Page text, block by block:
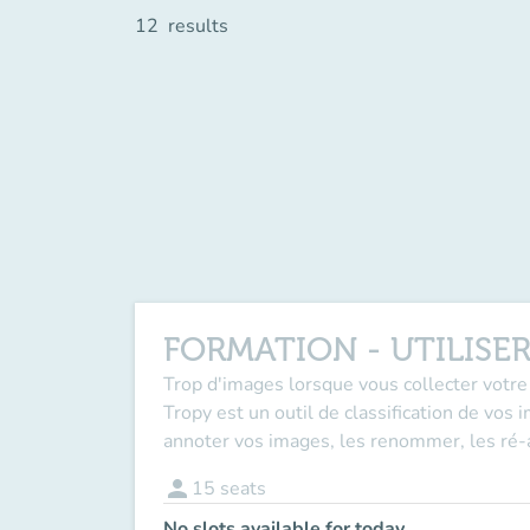
12 results
FORMATION -
Trop d'images lorsque vous collecter
Tropy est un outil de classification de vos
annoter vos images, les renommer, les ré-
person 15 seats